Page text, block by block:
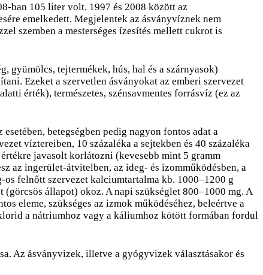
ban 105 liter volt. 1997 és 2008 között az
emelkedett. Megjelentek az ásványvíznek nem
szemben a mesterséges ízesítés mellett cukrot is
gyümölcs, tejtermékek, hús, hal és a szárnyasok)
Ezeket a szervetlen ásványokat az emberi szervezet
érték), természetes, szénsavmentes forrásvíz (ez az
betegségben pedig nagyon fontos adat a
víztereiben, 10 százaléka a sejtekben és 40 százaléka
javasolt korlátozni (kevesebb mint 5 gramm
az ingerület-átvitelben, az ideg- és izomműködésben, a
felnőtt szervezet kalciumtartalma kb. 1000–1200 g
állapot) okoz. A napi szükséglet 800–1000 mg. A
eleme, szükséges az izmok működéséhez, beleértve a
a nátriumhoz vagy a káliumhoz kötött formában fordul
Az ásványvizek, illetve a gyógyvizek választásakor és